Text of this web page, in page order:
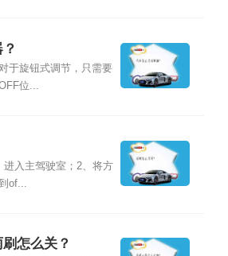
于旋钮式调节，只需要
位...
入主驾驶室；2、将方
of...
怎么关？